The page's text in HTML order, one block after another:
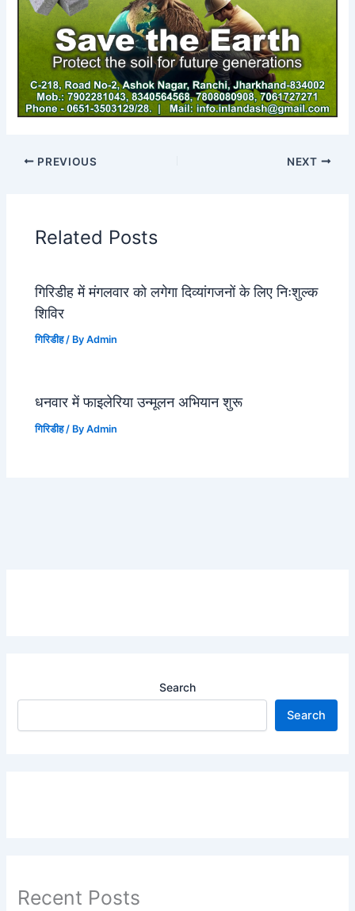
PREVIOUS NEXT
Related Posts
गिरिडीह में मंगलवार को लगेगा दिव्यांगजनों के लिए निःशुल्क
शिविर
गिरिडीह/ ByAdmin
धनवार में फाइलेरिया उन्मूलन अभियान शुरू
गिरिडीह/ ByAdmin
Search
Search
Recent Posts